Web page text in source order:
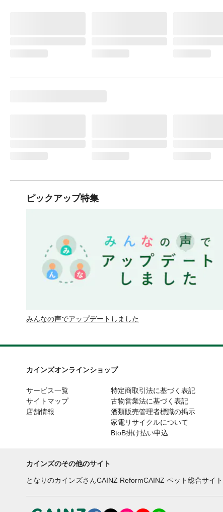
ピックアップ特集
みんなの声でアップデートしました
カインズオンラインショップ
サービス一覧
サイトマップ
店舗情報
特定商取引法に基づく表記
古物営業法に基づく表記
酒類販売管理者標識の掲示
家電リサイクルについて
BtoB掛け払い申込
カインズのその他のサイト
となりのカインズさんCAINZ ReformCAINZ ペット総合サイト